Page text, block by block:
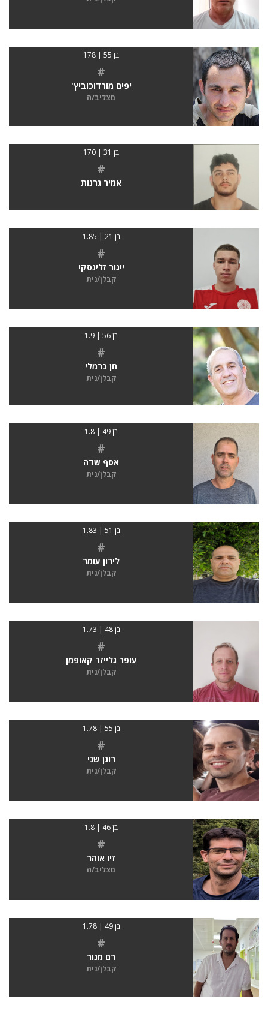
בן 55 | 178
#
יפים מורדוכוביץ'
מצליב/ה
בן 31 | 170
#
אמיר גרנות
בן 21 | 1.85
#
ייגור זלינסקי
קבלן/נית
בן 56 | 1.9
#
חן כרמלי
קבלן/נית
בן 49 | 1.8
#
אסף שדה
קבלן/נית
בן 51 | 1.83
#
לירון עומר
קבלן/נית
בן 48 | 1.73
#
עופר גלייזר קאופמן
קבלן/נית
בן 55 | 1.78
#
רונן שני
קבלן/נית
בן 46 | 1.8
#
זיו אוהר
מצליב/ה
בן 49 | 1.78
#
רם מנור
קבלן/נית